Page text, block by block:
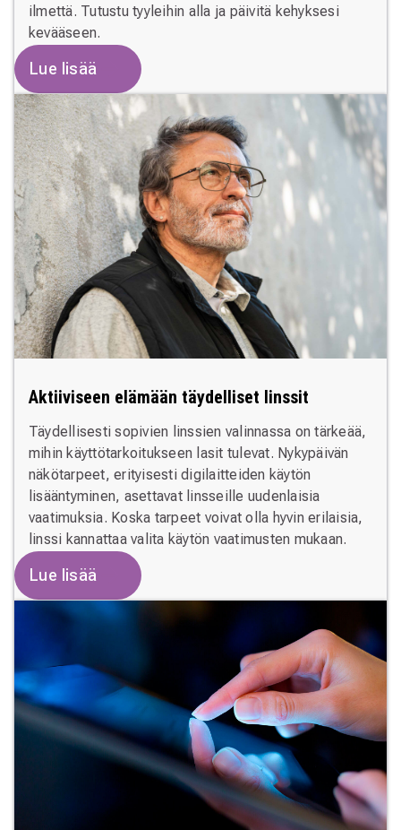
ilmettä. Tutustu tyyleihin alla ja päivitä kehyksesi
kevääseen.
Lue lisää
Aktiiviseen elämään täydelliset linssit
Täydellisesti sopivien linssien valinnassa on tärkeää,
mihin käyttötarkoitukseen lasit tulevat. Nykypäivän
näkötarpeet, erityisesti digilaitteiden käytön
lisääntyminen, asettavat linsseille uudenlaisia
vaatimuksia. Koska tarpeet voivat olla hyvin erilaisia,
linssi kannattaa valita käytön vaatimusten mukaan.
Lue lisää